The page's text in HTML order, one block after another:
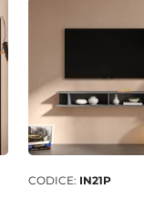
CODICE: IN21P